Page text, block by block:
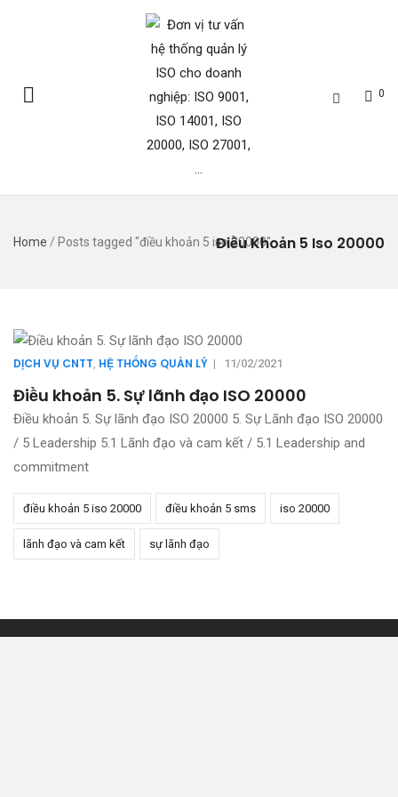
0
Điều Khoản 5 Iso 20000
Home / Posts tagged "điều khoản 5 iso 20000"
DỊCH VỤ CNTT, HỆ THỐNG QUẢN LÝ | 11/02/2021
Điều khoản 5. Sự lãnh đạo ISO 20000
Điều khoản 5. Sự lãnh đạo ISO 20000 5. Sự Lãnh đạo ISO 20000
/ 5 Leadership 5.1 Lãnh đạo và cam kết / 5.1 Leadership and
commitment
điều khoản 5 iso 20000 điều khoản 5 sms iso 20000
lãnh đạo và cam kết sự lãnh đạo